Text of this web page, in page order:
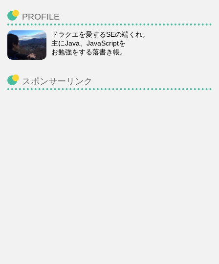
PROFILE
ドラクエを愛するSEの端くれ。
主にJava、JavaScriptを
お勉強をする落書き帳。
スポンサーリンク